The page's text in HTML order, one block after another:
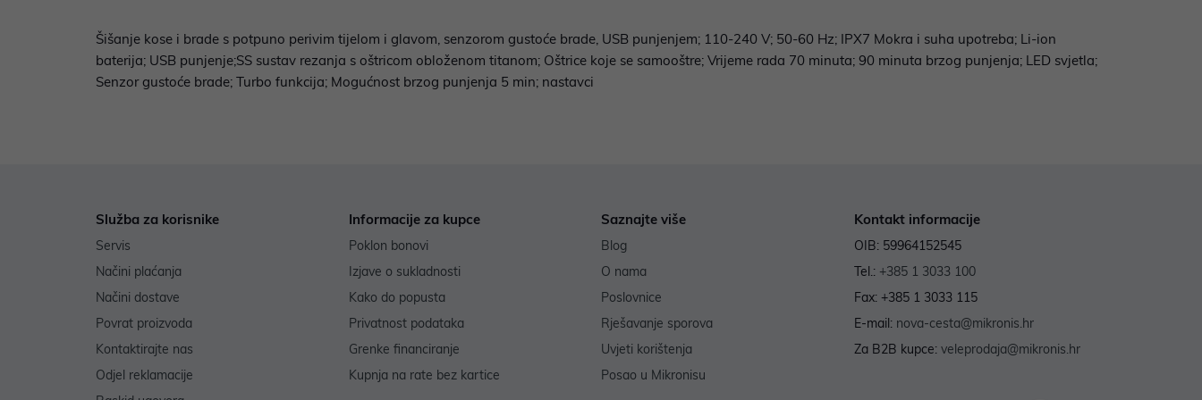
Šišanje kose i brade s potpuno perivim tijelom i glavom, senzorom gustoće brade, USB punjenjem; 110-240 V; 50-60 Hz; IPX7 Mokra i suha upotreba; Li-ion
baterija; USB punjenje;SS sustav rezanja s oštricom obloženom titanom; Oštrice koje se samooštre; Vrijeme rada 70 minuta; 90 minuta brzog punjenja; LED svjetla;
Senzor gustoće brade; Turbo funkcija; Mogućnost brzog punjenja 5 min; nastavci
Služba za korisnike
Servis
Načini plaćanja
Načini dostave
Povrat proizvoda
Kontaktirajte nas
Odjel reklamacije
Informacije za kupce
Poklon bonovi
Izjave o sukladnosti
Kako do popusta
Privatnost podataka
Grenke financiranje
Kupnja na rate bez kartice
Saznajte više
Blog
O nama
Poslovnice
Rješavanje sporova
Uvjeti korištenja
Posao u Mikronisu
Kontakt informacije
OIB: 59964152545
Tel.: +385 1 3033 100
Fax: +385 1 3033 115
E-mail: nova-cesta@mikronis.hr
Za B2B kupce: veleprodaja@mikronis.hr